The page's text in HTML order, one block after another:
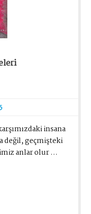
insana
değil, geçmişteki
anlar olur ...